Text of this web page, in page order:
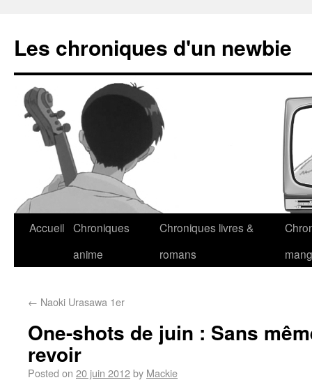
Les chroniques d'un newbie
Accueil Chroniques
anime
Chroniques livres &
romans
← Naoki Urasawa 1er
One-shots de juin : Sans
revoir
Posted on 20 juin 2012by Mackie